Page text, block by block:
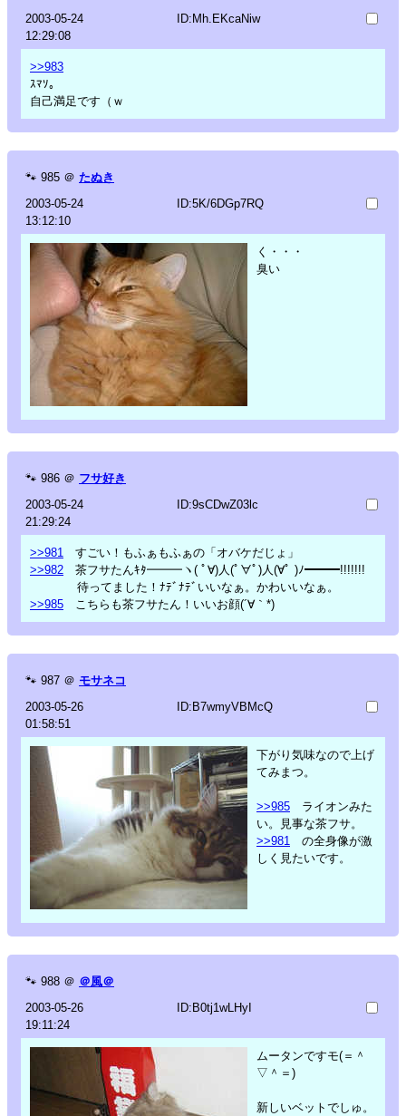
2003-05-24
12:29:08
ID:Mh.EKcaNiw
>>983
ｽﾏｿ。
自己満足です（ｗ
🐾 985 ＠ たぬき
2003-05-24
13:12:10
ID:5K/6DGp7RQ
く・・・
臭い
🐾 986 ＠ フサ好き
2003-05-24
21:29:24
ID:9sCDwZ03lc
>>981
すごい！もふぁもふぁの「オバケだじょ」
>>982 茶フサたんｷﾀ━━━ヽ( ﾟ∀)人(ﾟ∀ﾟ)人(∀ﾟ )ﾉ━━━!!!!!!!
待ってました！ﾅﾃﾞﾅﾃﾞいいなぁ。かわいいなぁ。
>>985 こちらも茶フサたん！いいお顔(´∀｀*)
🐾 987 ＠ モサネコ
2003-05-26
01:58:51
ID:B7wmyVBMcQ
下がり気味なので上げ
てみまつ。
>>985 ライオンみた
い。見事な茶フサ。
>>981
の全身像が激
しく見たいです。
🐾 988 ＠ ＠風＠
2003-05-26
19:11:24
ID:B0tj1wLHyI
ムータンですモ(＝＾
▽＾＝)
新しいベットでしゅ。